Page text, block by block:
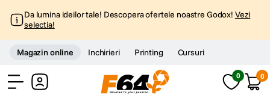
Da lumina ideilor tale! Descopera ofertele noastre Godox! Vezi
selectia!
Magazin online Inchirieri Printing Cursuri
0 0